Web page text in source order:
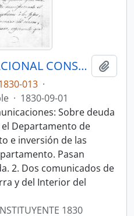
ACTA ASAMBLEA NACIONAL CONSTITUYENTE 1830
013 ·
· 1830-09-01
Sobre deuda
Departamento de
e inversión de las
Pasan
2. Dos comunicados de
y del Interior del
1830